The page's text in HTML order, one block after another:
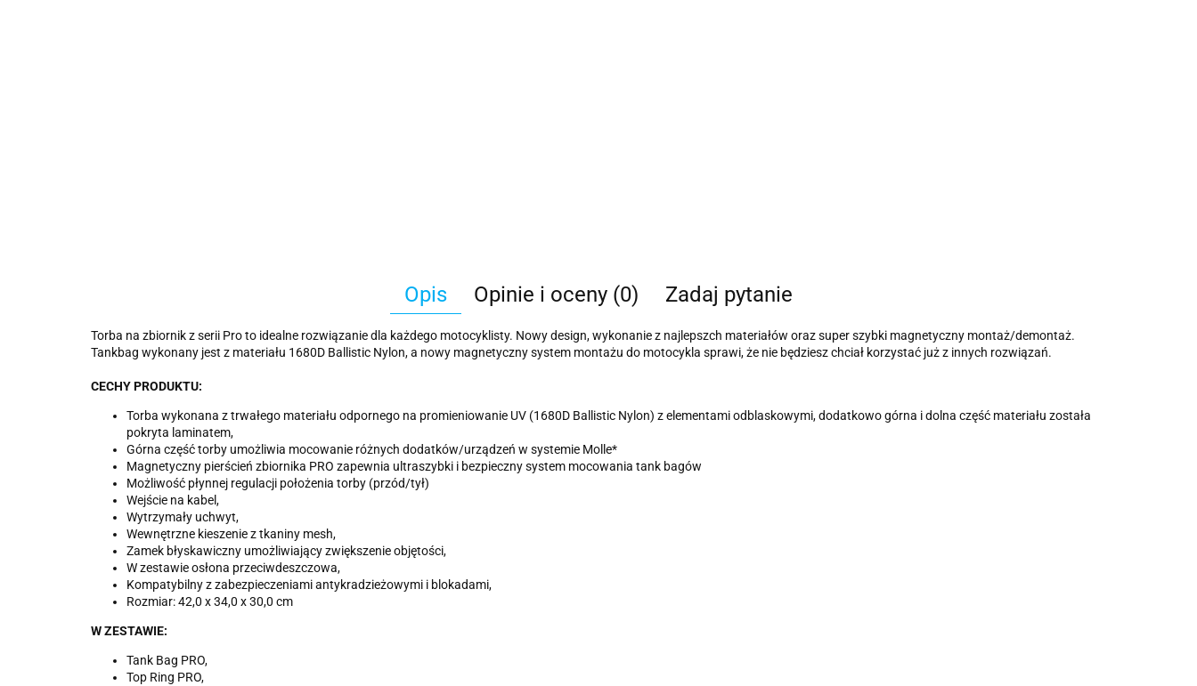
Opis Opinie i oceny (0) Zadaj pytanie
Torba na zbiornik z serii Pro to idealne rozwiązanie dla każdego motocyklisty. Nowy design, wykonanie z najlepszch materiałów oraz super szybki magnetyczny montaż/demontaż.
Tankbag wykonany jest z materiału 1680D Ballistic Nylon, a nowy magnetyczny system montażu do motocykla sprawi, że nie będziesz chciał korzystać już z innych rozwiązań.
CECHY PRODUKTU:
Torba wykonana z trwałego materiału odpornego na promieniowanie UV (1680D Ballistic Nylon) z elementami odblaskowymi, dodatkowo górna i dolna część materiału została
pokryta laminatem,
Górna część torby umożliwia mocowanie różnych dodatków/urządzeń w systemie Molle*
Magnetyczny pierścień zbiornika PRO zapewnia ultraszybki i bezpieczny system mocowania tank bagów
Możliwość płynnej regulacji położenia torby (przód/tył)
Wejście na kabel,
Wytrzymały uchwyt,
Wewnętrzne kieszenie z tkaniny mesh,
Zamek błyskawiczny umożliwiający zwiększenie objętości,
W zestawie osłona przeciwdeszczowa,
Kompatybilny z zabezpieczeniami antykradzieżowymi i blokadami,
Rozmiar: 42,0 x 34,0 x 30,0 cm
W ZESTAWIE:
Tank Bag PRO,
Top Ring PRO,